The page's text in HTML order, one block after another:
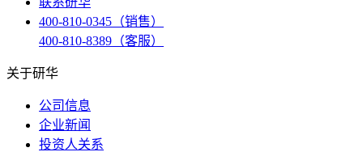
400-810-0345（销售）
400-810-8389（客服）
关于研华
公司信息
企业新闻
投资人关系